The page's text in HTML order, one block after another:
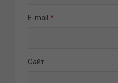
E-mail *
Сайт